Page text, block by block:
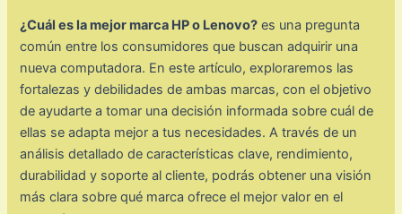
¿Cuál es la mejor marca HP o Lenovo? es una pregunta
común entre los consumidores que buscan adquirir una
nueva computadora. En este artículo, exploraremos las
fortalezas y debilidades de ambas marcas, con el objetivo
de ayudarte a tomar una decisión informada sobre cuál de
ellas se adapta mejor a tus necesidades. A través de un
análisis detallado de características clave, rendimiento,
durabilidad y soporte al cliente, podrás obtener una visión
más clara sobre qué marca ofrece el mejor valor en el